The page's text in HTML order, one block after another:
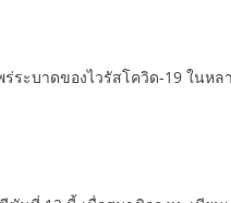
ระบาดของไวรัสโควิด-19 ใน